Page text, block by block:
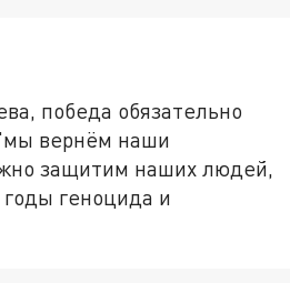
победа обязательно
вернём наши
защитим наших людей,
геноцида и